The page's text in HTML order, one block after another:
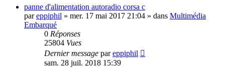
panne d'alimentation autoradio corsa c
pareppiphil » mer. 17 mai 2017 21:04 » dans Multimédia
Embarqué
0 Réponses
25804 Vues
Dernier message pareppiphil
sam. 28 juil. 2018 15:39